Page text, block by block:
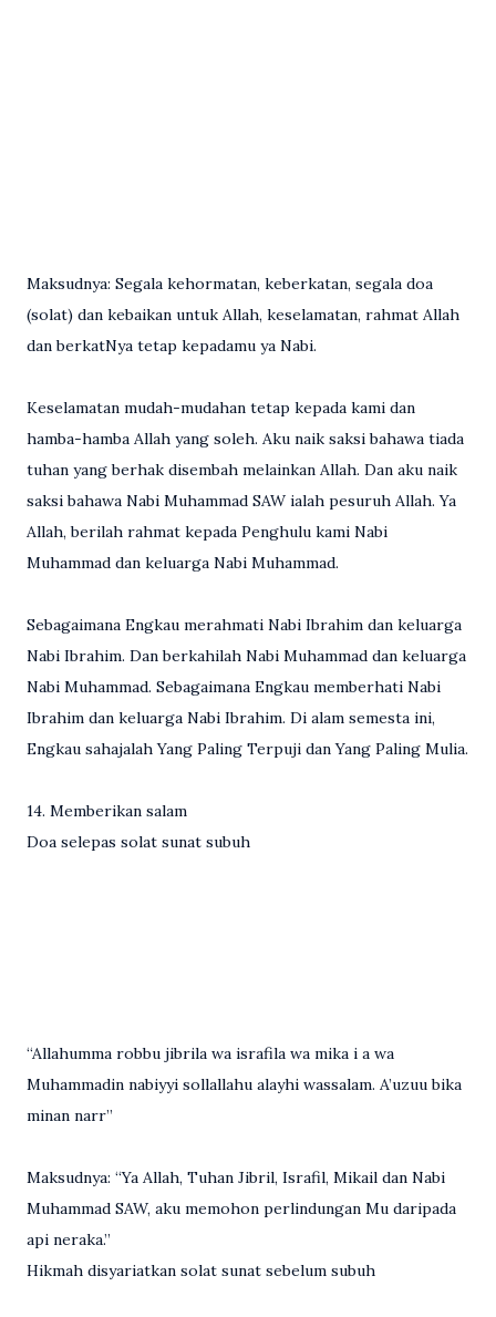
Maksudnya: Segala kehormatan, keberkatan, segala doa
(solat) dan kebaikan untuk Allah, keselamatan, rahmat Allah
dan berkatNya tetap kepadamu ya Nabi.
Keselamatan mudah-mudahan tetap kepada kami dan
hamba-hamba Allah yang soleh. Aku naik saksi bahawa tiada
tuhan yang berhak disembah melainkan Allah. Dan aku naik
saksi bahawa Nabi Muhammad SAW ialah pesuruh Allah. Ya
Allah, berilah rahmat kepada Penghulu kami Nabi
Muhammad dan keluarga Nabi Muhammad.
Sebagaimana Engkau merahmati Nabi Ibrahim dan keluarga
Nabi Ibrahim. Dan berkahilah Nabi Muhammad dan keluarga
Nabi Muhammad. Sebagaimana Engkau memberhati Nabi
Ibrahim dan keluarga Nabi Ibrahim. Di alam semesta ini,
Engkau sahajalah Yang Paling Terpuji dan Yang Paling Mulia.
14. Memberikan salam
Doa selepas solat sunat subuh
“Allahumma robbu jibrila wa israfila wa mika i a wa
Muhammadin nabiyyi sollallahu alayhi wassalam. A’uzuu bika
minan narr”
Maksudnya: “Ya Allah, Tuhan Jibril, Israfil, Mikail dan Nabi
Muhammad SAW, aku memohon perlindungan Mu daripada
api neraka.”
Hikmah disyariatkan solat sunat sebelum subuh